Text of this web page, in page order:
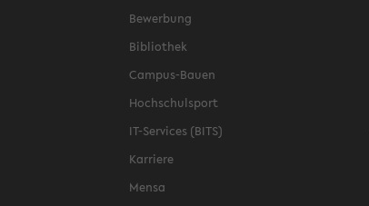
Bewerbung
Bibliothek
Campus-Bauen
Hochschulsport
IT-Services (BITS)
Karriere
Mensa